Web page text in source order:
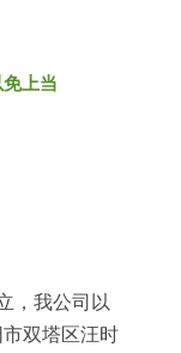
上当
，我公司以
双塔区汪时